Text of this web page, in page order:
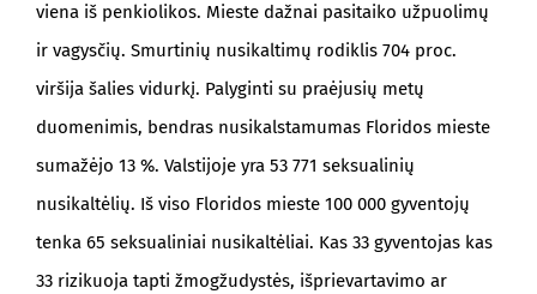
viena iš penkiolikos. Mieste dažnai pasitaiko užpuolimų
ir vagysčių. Smurtinių nusikaltimų rodiklis 704 proc.
viršija šalies vidurkį. Palyginti su praėjusių metų
duomenimis, bendras nusikalstamumas Floridos mieste
sumažėjo 13 %. Valstijoje yra 53 771 seksualinių
nusikaltėlių. Iš viso Floridos mieste 100 000 gyventojų
tenka 65 seksualiniai nusikaltėliai. Kas 33 gyventojas kas
33 rizikuoja tapti žmogžudystės, išprievartavimo ar